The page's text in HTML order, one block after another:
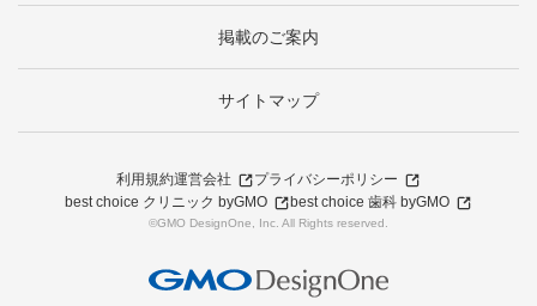
掲載のご案内
サイトマップ
利用規約運営会社
プライバシーポリシー
best choice クリニック byGMO
best choice 歯科 byGMO
©GMO DesignOne, Inc. All Rights reserved.